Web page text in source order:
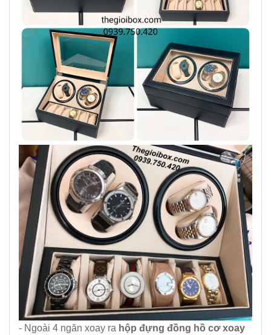
- Ngoài 4 ngăn xoay ra hộp đựng đồng hồ cơ xoay